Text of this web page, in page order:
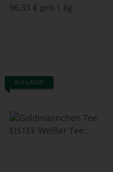
96,33 € pro 1 kg
AUF LAGER